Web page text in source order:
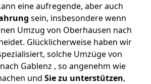
eine aufregende, aber auch
sein, insbesondere wenn
Umzug von Oberhausen nach
Glücklicherweise haben wir
solche Umzüge von
Gablenz , so angenehm wie
und Sie zu unterstützen,